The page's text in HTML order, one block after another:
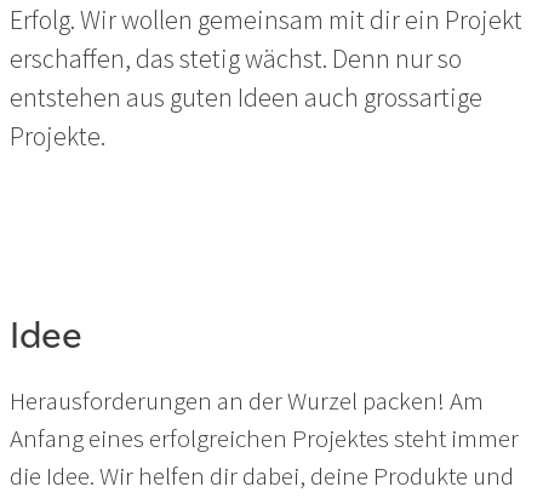
Erfolg. Wir wollen gemeinsam mit dir ein Projekt
erschaffen, das stetig wächst. Denn nur so
entstehen aus guten Ideen auch grossartige
Projekte.
Idee
Herausforderungen an der Wurzel packen! Am
Anfang eines erfolgreichen Projektes steht immer
die Idee. Wir helfen dir dabei, deine Produkte und